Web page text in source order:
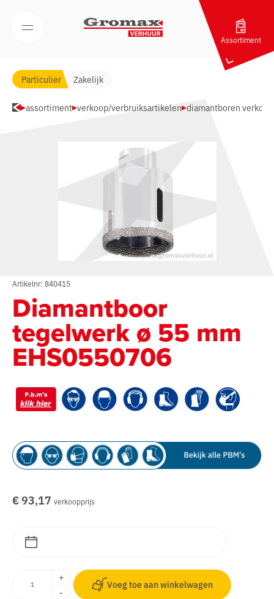
Open/Sluit mobiel menu
Assortiment
Particulier Zakelijk
assortiment verkoop/verbruiksartikelen diamantboren verkoop
Artikelnr: 840415
Diamantboor
tegelwerk ø 55 mm
EHS0550706
€ 93,17 verkoopprijs
+
-
Voeg toe aan winkelwagen